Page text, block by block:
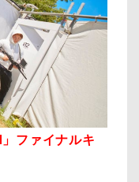
」ファイナルキ